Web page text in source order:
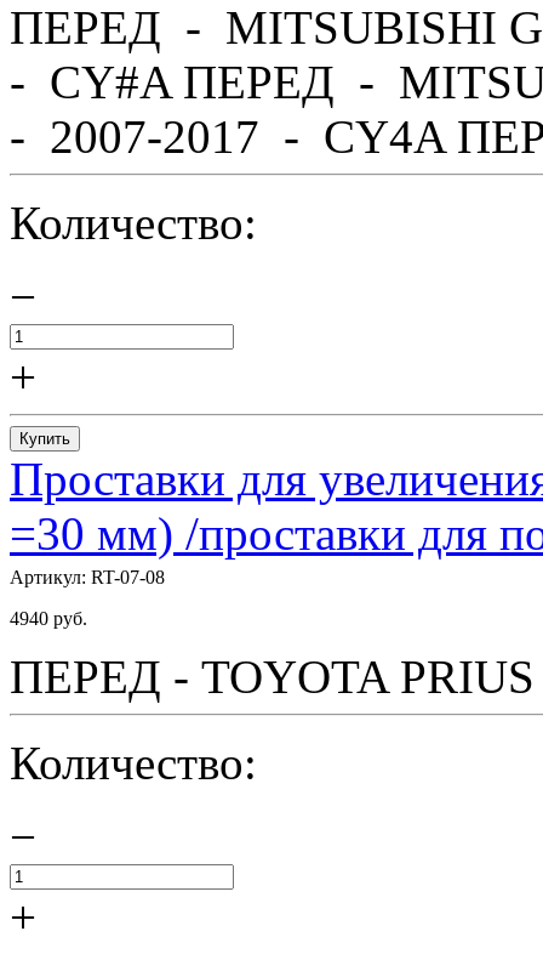
ПЕРЕД - MITSUBISHI
- CY#A ПЕРЕД -
- 2007-2017 - CY4A
Количество:
−
+
Купить
Проставки для
=30 мм) /проставки для
Артикул: RT-07-08
4940 руб.
ПЕРЕД - TOYOTA PRIUS
Количество:
−
+